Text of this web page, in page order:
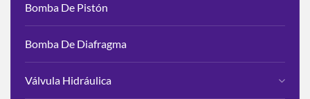
Bomba De Pistón
Bomba De Diafragma
Válvula Hidráulica